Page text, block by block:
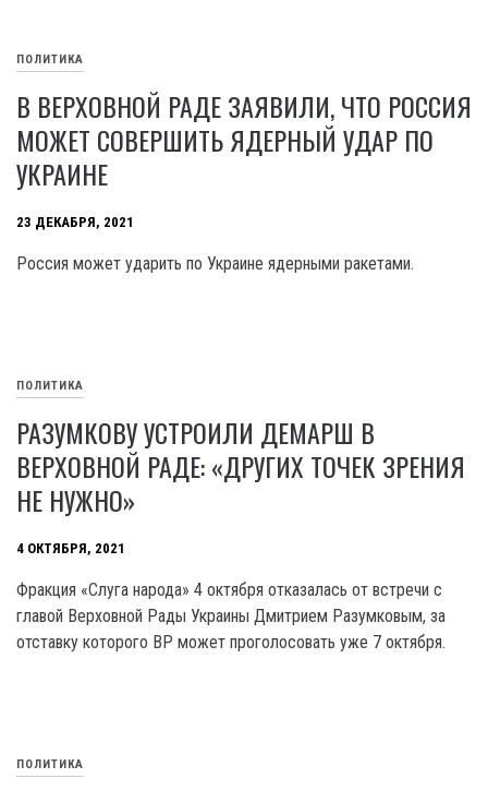
ПОЛИТИКА
В ВЕРХОВНОЙ РАДЕ ЗАЯВИЛИ, ЧТО РОССИЯ
МОЖЕТ СОВЕРШИТЬ ЯДЕРНЫЙ УДАР ПО
УКРАИНЕ
23 ДЕКАБРЯ, 2021
Россия может ударить по Украине ядерными ракетами.
ПОЛИТИКА
РАЗУМКОВУ УСТРОИЛИ ДЕМАРШ В
ВЕРХОВНОЙ РАДЕ: «ДРУГИХ ТОЧЕК ЗРЕНИЯ
НЕ НУЖНО»
4 ОКТЯБРЯ, 2021
Фракция «Слуга народа» 4 октября отказалась от встречи с
главой Верховной Рады Украины Дмитрием Разумковым, за
отставку которого ВР может проголосовать уже 7 октября.
ПОЛИТИКА